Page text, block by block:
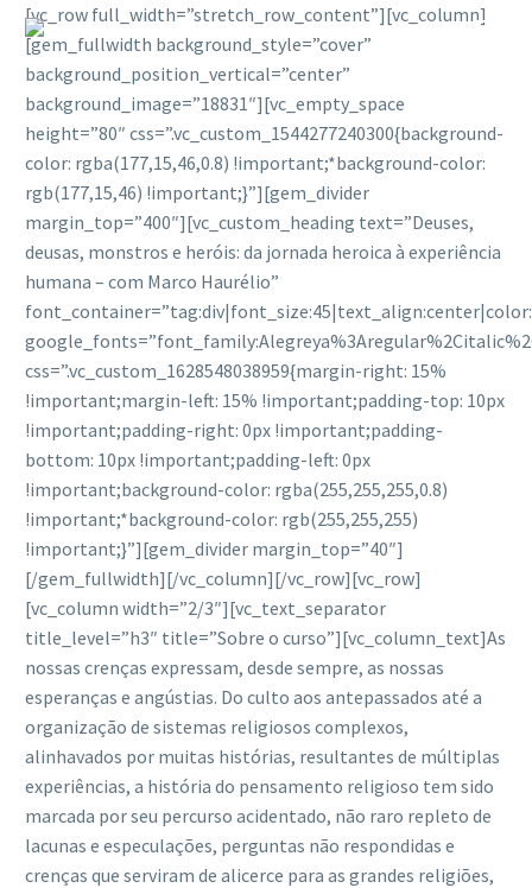
[vc_row full_width=”stretch_row_content”][vc_column]
[gem_fullwidth background_style=”cover”
background_position_vertical=”center”
background_image=”18831″][vc_empty_space
height=”80″ css=”.vc_custom_1544277240300{background-
color: rgba(177,15,46,0.8) !important;*background-color:
rgb(177,15,46) !important;}”][gem_divider
margin_top=”400″][vc_custom_heading text=”Deuses,
deusas, monstros e heróis: da jornada heroica à experiência
humana – com Marco Haurélio”
css=”.vc_custom_1628548038959{margin-right: 15%
!important;margin-left: 15% !important;padding-top: 10px
!important;padding-right: 0px !important;padding-
bottom: 10px !important;padding-left: 0px
!important;background-color: rgba(255,255,255,0.8)
!important;*background-color: rgb(255,255,255)
!important;}”][gem_divider margin_top=”40″]
[/gem_fullwidth][/vc_column][/vc_row][vc_row]
[vc_column width=”2/3″][vc_text_separator
title_level=”h3″ title=”Sobre o curso”][vc_column_text]As
nossas crenças expressam, desde sempre, as nossas
esperanças e angústias. Do culto aos antepassados até a
organização de sistemas religiosos complexos,
alinhavados por muitas histórias, resultantes de múltiplas
experiências, a história do pensamento religioso tem sido
marcada por seu percurso acidentado, não raro repleto de
lacunas e especulações, perguntas não respondidas e
crenças que serviram de alicerce para as grandes religiões,